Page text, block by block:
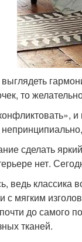
выглядеть
то
сделать
нет.
ведь классика
с мягким
до самого
тканей.